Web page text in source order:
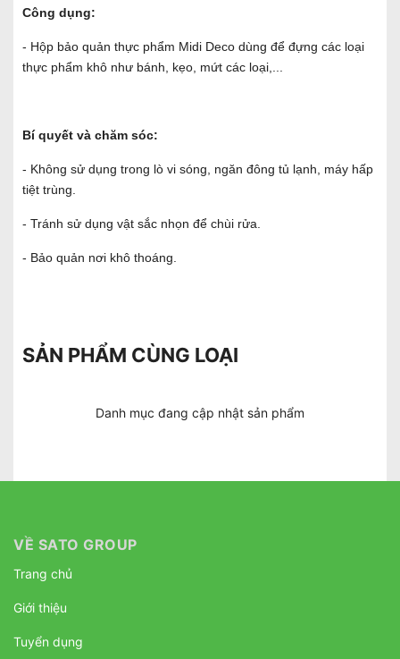
Công dụng:
- Hộp bảo quản thực phẩm Midi Deco dùng để đựng các loại
thực phẩm khô như bánh, kẹo, mứt các loại,...
Bí quyết và chăm sóc:
- Không sử dụng trong lò vi sóng, ngăn đông tủ lạnh, máy hấp
tiệt trùng.
- Tránh sử dụng vật sắc nhọn để chùi rửa.
- Bảo quản nơi khô thoáng.
SẢN PHẨM CÙNG LOẠI
Danh mục đang cập nhật sản phẩm
VỀ SATO GROUP
Trang chủ
Giới thiệu
Tuyển dụng